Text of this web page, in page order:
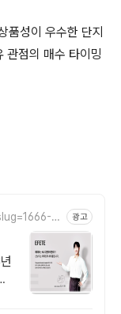
품성이 우수한 단지
관점의 매수 타이밍
0
광고